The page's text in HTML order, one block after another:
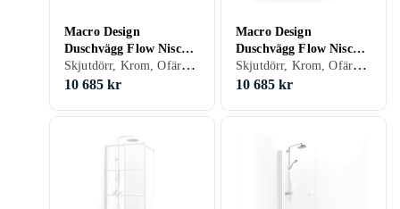
Macro Design
Duschvägg Flow Nisch
2D 110
Skjutdörr, Krom, Ofärgat (klart glas), 110 cm
10 685 kr
Macro Design
Duschvägg Flow Nisch
2D 115
Skjutdörr, Krom, Ofärgat (klart glas), 115 cm
10 685 kr